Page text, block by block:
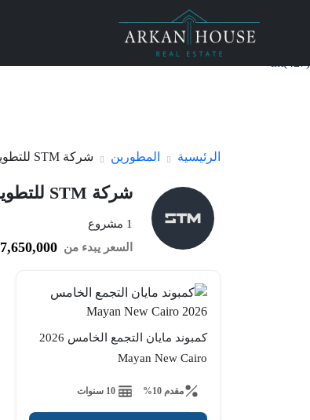
الرئيسية المطورين شركة STM للتطوير العقاري
شركة STM للتطوير العقاري
1 مشروع
السعر يبدء من 7,650,000 ج.م
كمبوند مايان التجمع الخامس 2026
Mayan New Cairo
مقدم 10% 10 سنوات